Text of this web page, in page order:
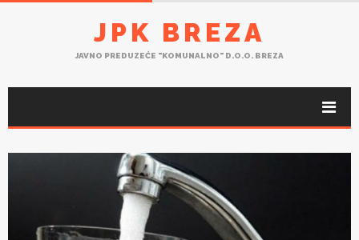
JPK BREZA
JAVNO PREDUZEĆE "KOMUNALNO" D.O.O. BREZA